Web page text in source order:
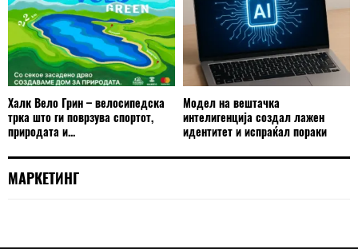
Халк Вело Грин – велосипедска
трка што ги поврзува спортот,
природата и...
Модел на вештачка
интелигенција создал лажен
идентитет и испраќал пораки
МАРКЕТИНГ